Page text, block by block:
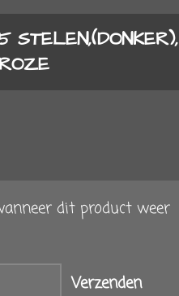
STELEN,(DONKER),
dit product weer
Verzenden